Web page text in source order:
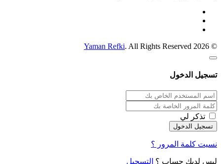
© 2026
Yaman Refki. All Rights Reserved
تسجيل الدخول
تذكر لي
نسيت كلمة المرور ؟
ليس لديك حساب ؟ التسجيل